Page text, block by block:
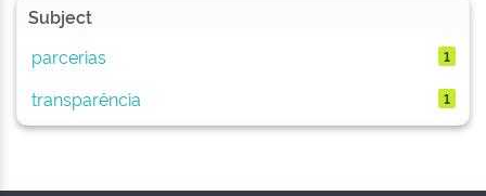
Subject
parcerias
1
transparência 1